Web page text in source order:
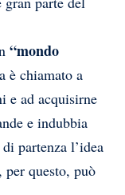
“mondo
è chiamato a
e ad acquisirne
e indubbia
partenza l’idea
per questo, può